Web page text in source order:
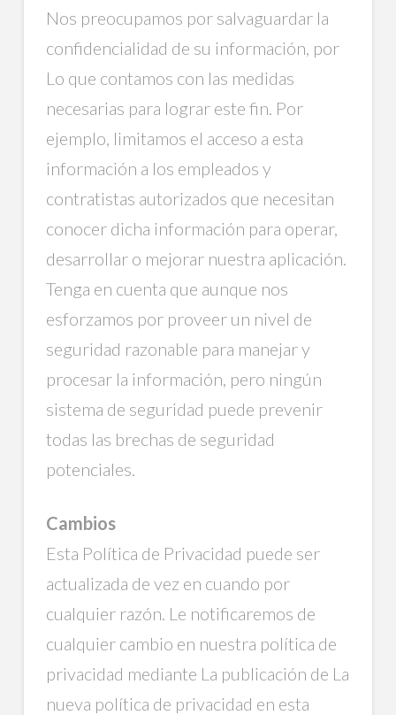
Nos preocupamos por salvaguardar la
confidencialidad de su información, por
Lo que contamos con las medidas
necesarias para lograr este fin. Por
ejemplo, limitamos el acceso a esta
información a los empleados y
contratistas autorizados que necesitan
conocer dicha información para operar,
desarrollar o mejorar nuestra aplicación.
Tenga en cuenta que aunque nos
esforzamos por proveer un nivel de
seguridad razonable para manejar y
procesar la información, pero ningún
sistema de seguridad puede prevenir
todas las brechas de seguridad
potenciales.
Cambios
Esta Política de Privacidad puede ser
actualizada de vez en cuando por
cualquier razón. Le notificaremos de
cualquier cambio en nuestra política de
privacidad mediante La publicación de La
nueva política de privacidad en esta